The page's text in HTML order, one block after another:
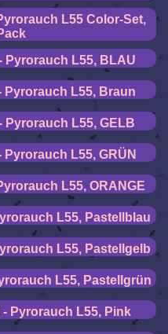
L55 Color-Set,
Pyrorauch L55, BLAU
Pyrorauch L55, Braun
Pyrorauch L55, GELB
L55, GRÜN
L55, ORANGE
L55, Pastellblau
L55, Pastellgelb
L55, Pastellgrün
Pyrorauch L55, Pink